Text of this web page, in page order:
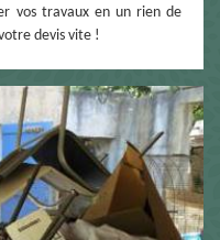
vos travaux en un rien de
devis vite !